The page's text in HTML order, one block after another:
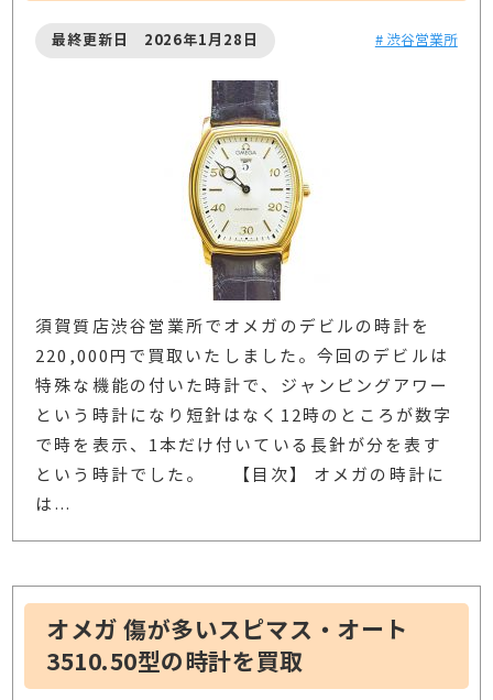
最終更新日 2026年1月28日 # 渋谷営業所
須賀質店渋谷営業所でオメガのデビルの時計を
220,000円で買取いたしました。今回のデビルは
特殊な機能の付いた時計で、ジャンピングアワー
という時計になり短針はなく12時のところが数字
で時を表示、1本だけ付いている長針が分を表す
という時計でした。 【目次】 オメガの時計に
は …
オメガ 傷が多いスピマス・オート
3510.50型の時計を買取